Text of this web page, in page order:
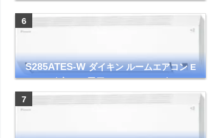
年モデル TLシリーズ ホワイト 壁掛け クーラ
ー コンパクト 清潔
S285ATES-Wダイキン ルームエアコン E
シリーズ 主に10畳用 ホワイト 2025年モデル
コンパクトモデル ストリーマ